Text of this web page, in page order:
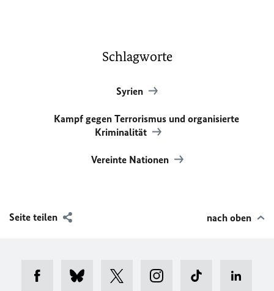
Schlagworte
Syrien
Kampf gegen Terrorismus und organisierte
Kriminalität
Vereinte Nationen
Seite teilen nach oben